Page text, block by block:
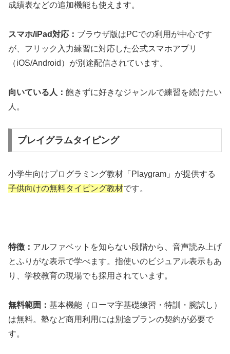
成績表などの追加機能も使えます。
スマホ/iPad対応： ブラウザ版はPCでの利用が中心です
が、フリック入力練習に対応した公式スマホアプリ
（iOS/Android）が別途配信されています。
向いている人： 飽きずに好きなジャンルで練習を続けたい
人。
プレイグラムタイピング
小学生向けプログラミング教材「Playgram」が提供する
子供向けの無料タイピング教材です。
特徴： アルファベットを知らない段階から、音声読み上げ
とふりがな表示で学べます。指使いのビジュアル表示もあ
り、学校教育の現場でも採用されています。
無料範囲： 基本機能（ローマ字基礎練習・特訓・腕試し）
は無料。塾など商用利用には別途プランの契約が必要で
す。